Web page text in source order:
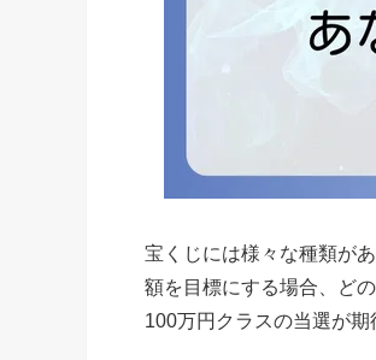
宝くじには様々な種類が
額を目標にする場合、ど
100万円クラスの当選が期